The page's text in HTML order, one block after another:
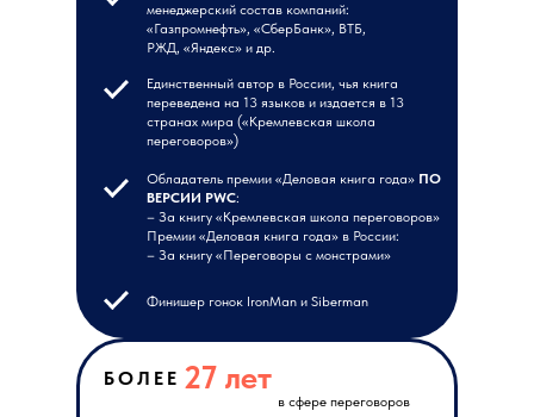
Финишер гонок IronMan и Siberman
Обладатель премии «Деловая книга года» ПО
ВЕРСИИ PWC:
– За книгу «Кремлевская школа переговоров»
Премии «Деловая книга года» в России:
– За книгу «Переговоры с монстрами»
менеджерский состав компаний:
«Газпромнефть», «СберБанк», ВТБ,
РЖД, «Яндекс» и др.
Единственный автор в России, чья книга
переведена на 13 языков и издается в 13
странах мира («Кремлевская школа
переговоров»)
27 лет
БОЛЕЕ
в сфере переговоров